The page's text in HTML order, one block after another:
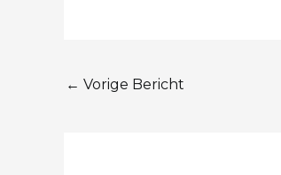
← Vorige Bericht